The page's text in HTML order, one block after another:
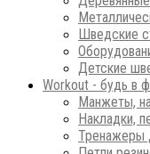
Шведские
Детские
Workout - будь в
Манжеты,
Накладки,
Тренажеры